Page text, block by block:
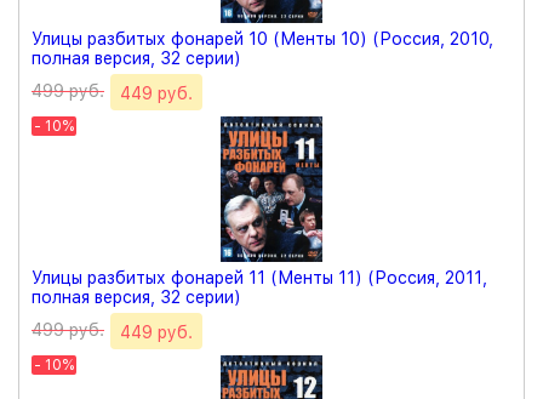
Улицы разбитых фонарей 10 (Менты 10) (Россия, 2010,
полная версия, 32 серии)
499 руб.
449 руб.
- 10%
Улицы разбитых фонарей 11 (Менты 11) (Россия, 2011,
полная версия, 32 серии)
499 руб.
449 руб.
- 10%